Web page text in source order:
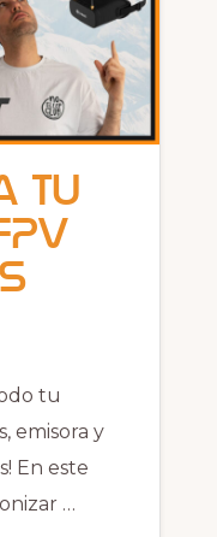
tu
tu
emisora y
En este
…